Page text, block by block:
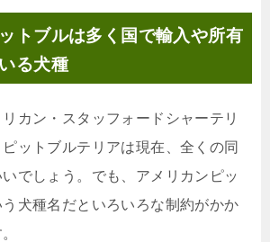
トブルは多く国で輸入や所有
る犬種
カン・スタッフォードシャーテリ
ットブルテリアは現在、全くの同
でしょう。でも、アメリカンピッ
う犬種名だといろいろな制約がかか